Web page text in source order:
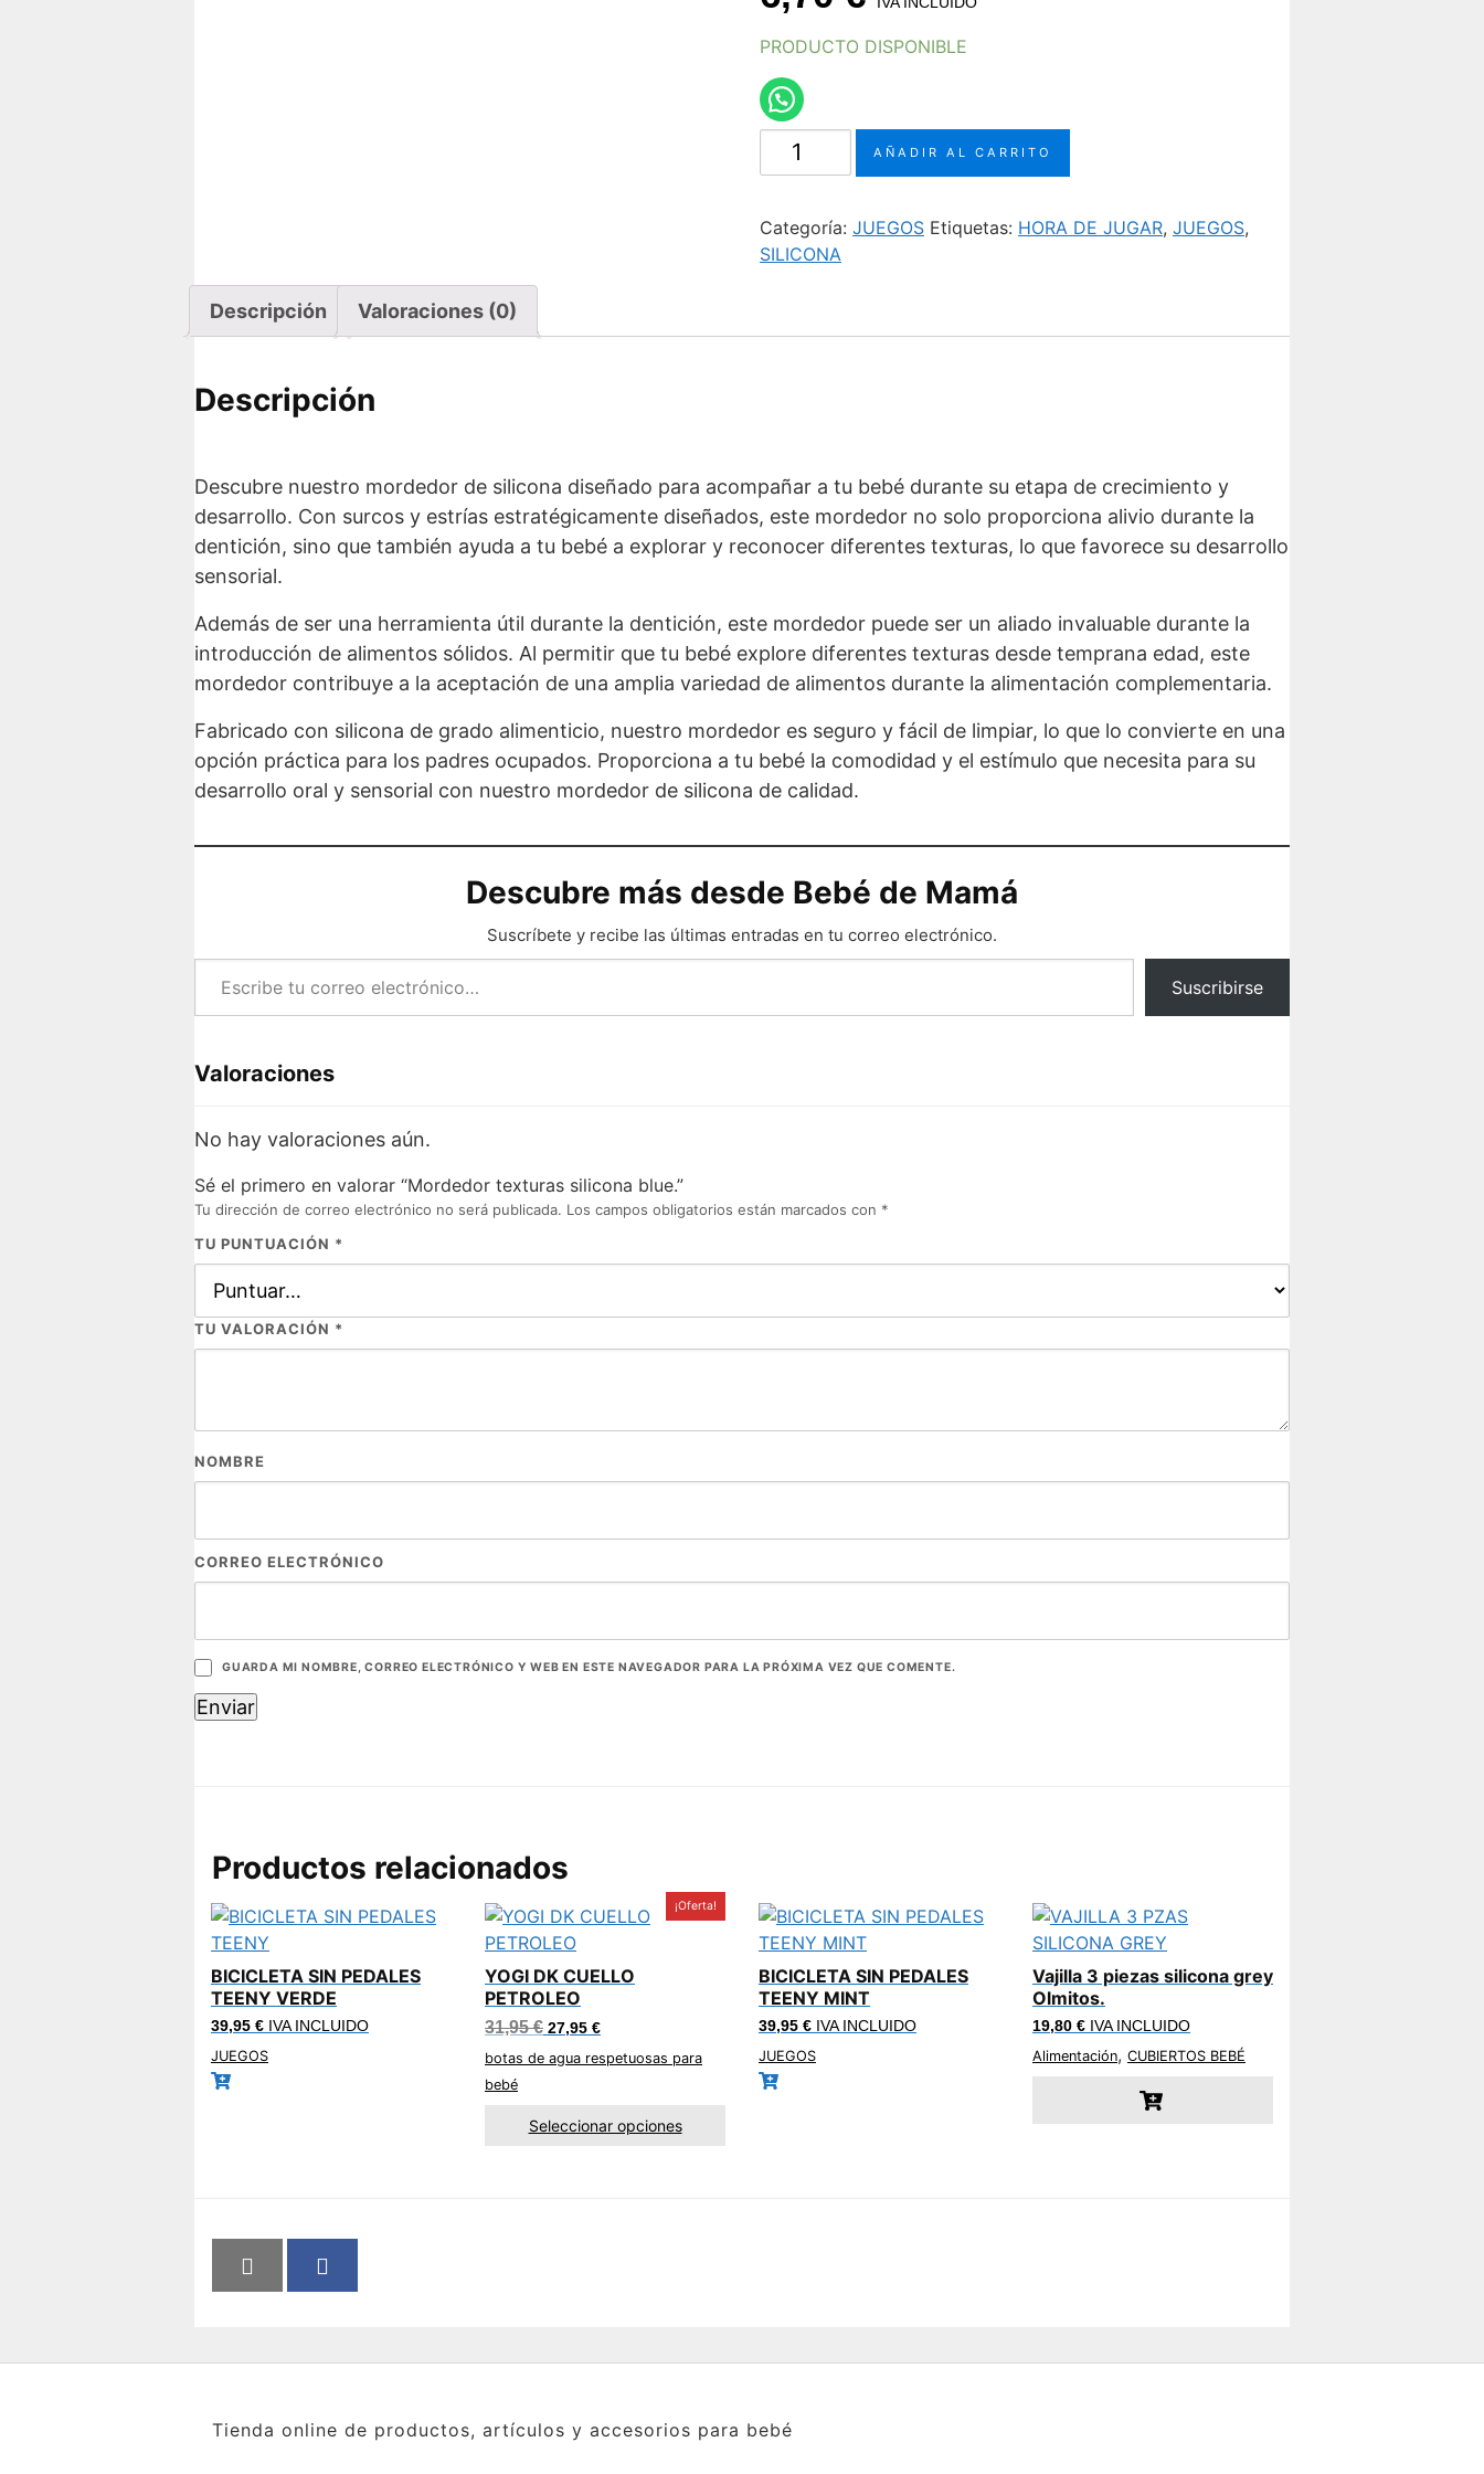
PRODUCTO DISPONIBLE
Mordedor
texturas
blue.
cantidad
AÑADIR AL CARRITO
Categoría: JUEGOS Etiquetas: HORA DE JUGAR, JUEGOS,
SILICONA
Descripción Valoraciones (0)
Descripción
Descubre nuestro mordedor de silicona diseñado para acompañar a tu bebé durante su etapa de crecimiento y
desarrollo. Con surcos y estrías estratégicamente diseñados, este mordedor no solo proporciona alivio durante la
dentición, sino que también ayuda a tu bebé a explorar y reconocer diferentes texturas, lo que favorece su desarrollo
sensorial.
Además de ser una herramienta útil durante la dentición, este mordedor puede ser un aliado invaluable durante la
introducción de alimentos sólidos. Al permitir que tu bebé explore diferentes texturas desde temprana edad, este
mordedor contribuye a la aceptación de una amplia variedad de alimentos durante la alimentación complementaria.
Fabricado con silicona de grado alimenticio, nuestro mordedor es seguro y fácil de limpiar, lo que lo convierte en una
opción práctica para los padres ocupados. Proporciona a tu bebé la comodidad y el estímulo que necesita para su
desarrollo oral y sensorial con nuestro mordedor de silicona de calidad.
Descubre más desde Bebé de Mamá
Suscríbete y recibe las últimas entradas en tu correo electrónico.
Escribe tu correo electrónico…
Suscribirse
Valoraciones
No hay valoraciones aún.
Sé el primero en valorar “Mordedor texturas silicona blue.”
Tu dirección de correo electrónico no será publicada. Los campos obligatorios están marcados con *
TU PUNTUACIÓN *
TU VALORACIÓN *
NOMBRE
CORREO ELECTRÓNICO
GUARDA MI NOMBRE, CORREO ELECTRÓNICO Y WEB EN ESTE NAVEGADOR PARA LA PRÓXIMA VEZ QUE COMENTE.
Productos relacionados
BICICLETA SIN PEDALES
TEENY VERDE
39,95 € IVA INCLUIDO
JUEGOS
¡Oferta!
YOGI DK CUELLO
PETROLEO
31,95€ El
precio
original
27,95 €El
precio
actual
botas de agua respetuosas para
bebé
Seleccionar opciones
BICICLETA SIN PEDALES
TEENY MINT
39,95 € IVA INCLUIDO
JUEGOS
Vajilla 3 piezas silicona grey
Olmitos.
19,80 € IVA INCLUIDO
Alimentación, CUBIERTOS BEBÉ
Tienda online de productos, artículos y accesorios para bebé